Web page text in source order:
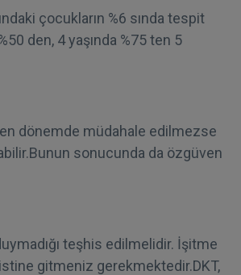
çocukların %6 sında tespit
den, 4 yaşında %75 ten 5
dönemde müdahale edilmezse
sonucunda da özgüven
teşhis edilmelidir. İşitme
gitmeniz gerekmektedir.DKT,